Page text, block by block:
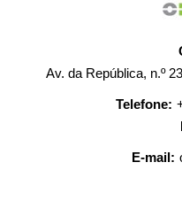
Av. da República, n.º
Telefone:
E-mail: